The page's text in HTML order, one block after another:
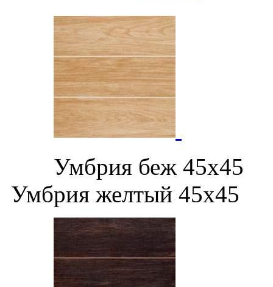
Умбрия
Умбрия желтый 45х45